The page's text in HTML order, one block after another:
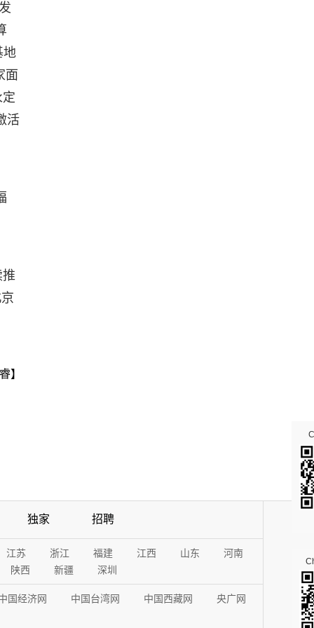
地
面
活
推
】
独家 招聘
江苏 浙江 福建 江西 山东
河南
陕西
新疆 深圳
国经济网 中国台湾网 中国西藏网 央广网